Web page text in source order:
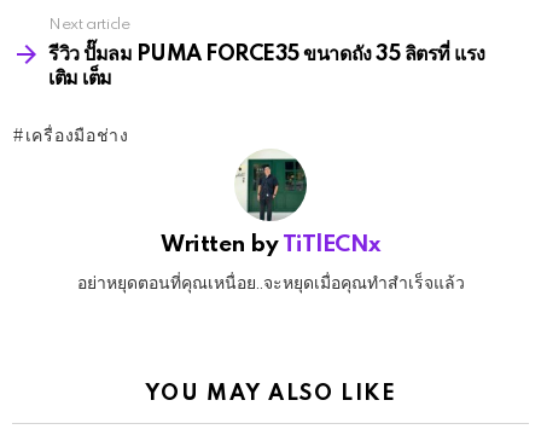
Next article
รีวิว ปั๊มลม PUMA FORCE35 ขนาดถัง 35 ลิตรที่ แรง
เติม เต็ม
เครื่องมือช่าง
Written by TiTlECNx
อย่าหยุดตอนที่คุณเหนื่อย..จะหยุดเมื่อคุณทำสำเร็จแล้ว
YOU MAY ALSO LIKE